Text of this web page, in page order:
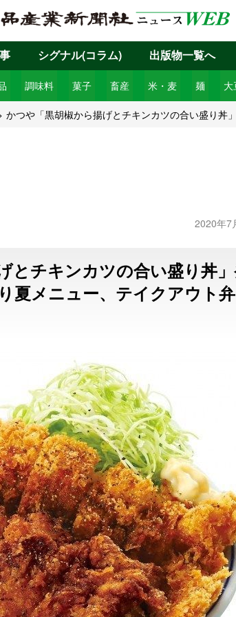
調味料 菓子 畜産 米・麦 麺 大
シグナル(コラム) 出版物一覧へ
かつや「黒胡椒から揚げとチキンカツの合い盛り丼
2020年7
とチキンカツの合い盛り丼
夏メニュー、テイクアウト弁